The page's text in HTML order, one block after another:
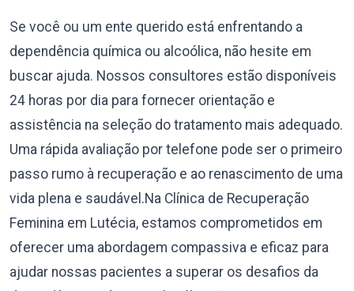
Se você ou um ente querido está enfrentando a
dependência química ou alcoólica, não hesite em
buscar ajuda. Nossos consultores estão disponíveis
24 horas por dia para fornecer orientação e
assistência na seleção do tratamento mais adequado.
Uma rápida avaliação por telefone pode ser o primeiro
passo rumo à recuperação e ao renascimento de uma
vida plena e saudável.Na Clínica de Recuperação
Feminina em Lutécia, estamos comprometidos em
oferecer uma abordagem compassiva e eficaz para
ajudar nossas pacientes a superar os desafios da